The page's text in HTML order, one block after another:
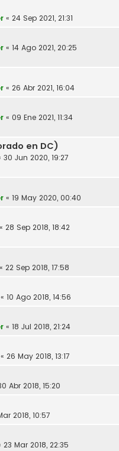
« 24 Sep 2021, 21:31
« 14 Ago 2021, 20:25
« 26 Abr 2021, 16:04
« 09 Ene 2021, 11:34
en DC)
30 Jun 2020, 19:27
« 19 May 2020, 00:40
« 28 Sep 2018, 18:42
« 22 Sep 2018, 17:58
« 10 Ago 2018, 14:56
« 18 Jul 2018, 21:24
« 26 May 2018, 13:17
Abr 2018, 15:20
2018, 10:57
23 Mar 2018, 22:35